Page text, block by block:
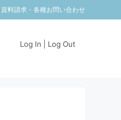
資料請求・各種お問い合わせ
Log In | Log Out